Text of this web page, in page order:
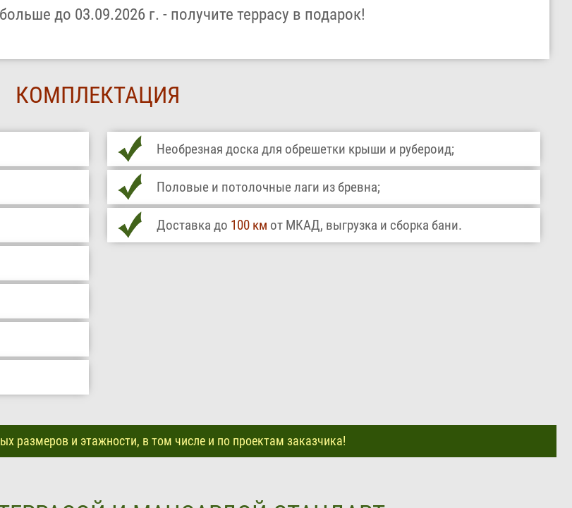
до 03.09.2026 г. - получите террасу в подарок!
КОМПЛЕКТАЦИЯ
Необрезная доска для обрешетки крыши и рубероид;
Половые и потолочные лаги из бревна;
Доставка до 100 км от МКАД, выгрузка и сборка бани.
размеров и этажности, в том числе и по проектам заказчика!